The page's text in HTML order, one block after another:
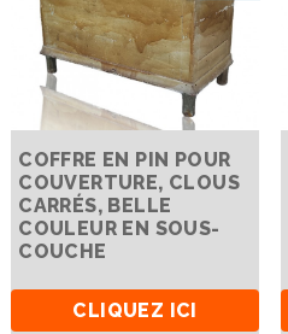
COFFRE EN PIN POUR
COUVERTURE, CLOUS
CARRÉS, BELLE
COULEUR EN SOUS-
COUCHE
CLIQUEZ ICI